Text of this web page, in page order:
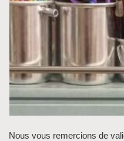
Nous vous remercions de